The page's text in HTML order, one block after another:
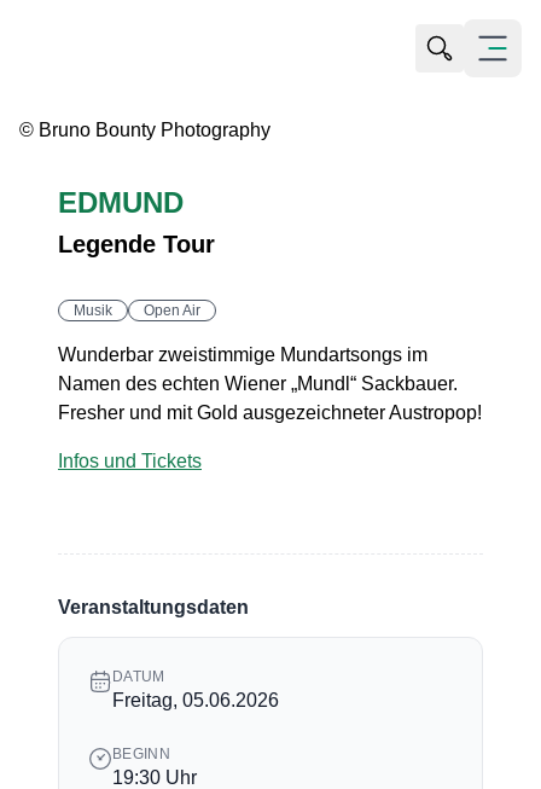
Suche
Menü
© Bruno Bounty Photography
EDMUND
Legende Tour
Musik Open Air
Wunderbar zweistimmige Mundartsongs im
Namen des echten Wiener „Mundl“ Sackbauer.
Fresher und mit Gold ausgezeichneter Austropop!
Infos und Tickets
Veranstaltungsdaten
DATUM
Freitag, 05.06.2026
BEGINN
19:30 Uhr